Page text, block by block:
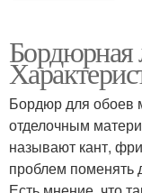
Бордюрная
Бордюр для обоев
отделочным
называют кант,
проблем поменять